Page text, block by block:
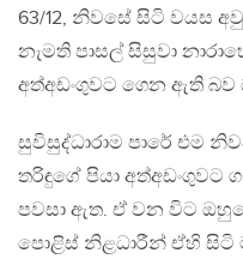
63/12, නිවසේ සිටි වයස
නැමති පාසල් සිසුවා
අත්අඩංගුවට ගෙන ඇති බව
සුවිසුද්ධාරාම පාරේ එම
තරිඳුගේ පියා අත්අඩංගුවට
පවසා ඇත. ඒ වන විට
පොළිස් නිළධාරීන් ඒහි සිටි